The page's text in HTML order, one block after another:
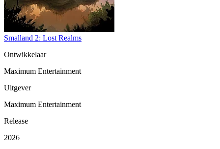
Smalland 2: Lost Realms
Ontwikkelaar
Maximum Entertainment
Uitgever
Maximum Entertainment
Release
2026